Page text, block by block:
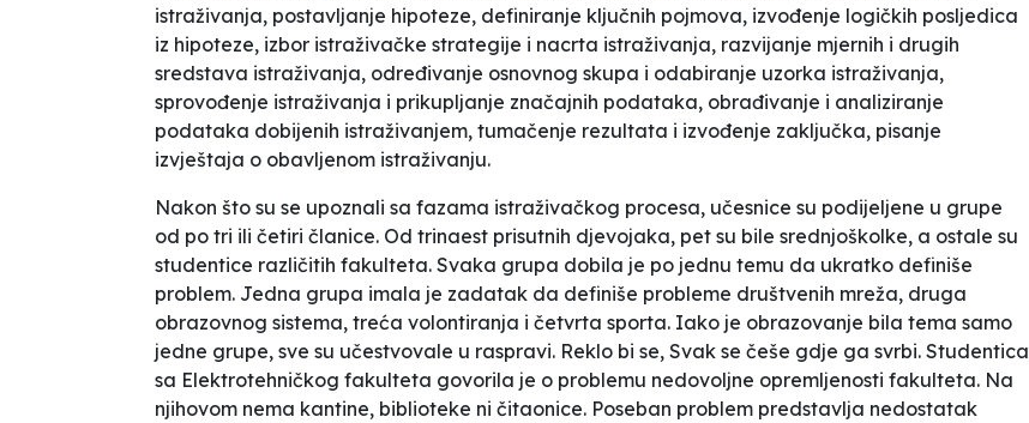
istraživanja, postavljanje hipoteze, definiranje ključnih pojmova, izvođenje logičkih posljedica
iz hipoteze, izbor istraživačke strategije i nacrta istraživanja, razvijanje mjernih i drugih
sredstava istraživanja, određivanje osnovnog skupa i odabiranje uzorka istraživanja,
sprovođenje istraživanja i prikupljanje značajnih podataka, obrađivanje i analiziranje
podataka dobijenih istraživanjem, tumačenje rezultata i izvođenje zaključka, pisanje
izvještaja o obavljenom istraživanju.
Nakon što su se upoznali sa fazama istraživačkog procesa, učesnice su podijeljene u grupe
od po tri ili četiri članice. Od trinaest prisutnih djevojaka, pet su bile srednjoškolke, a ostale su
studentice različitih fakulteta. Svaka grupa dobila je po jednu temu da ukratko definiše
problem. Jedna grupa imala je zadatak da definiše probleme društvenih mreža, druga
obrazovnog sistema, treća volontiranja i četvrta sporta. Iako je obrazovanje bila tema samo
jedne grupe, sve su učestvovale u raspravi. Reklo bi se, Svak se češe gdje ga svrbi. Studentica
sa Elektrotehničkog fakulteta govorila je o problemu nedovoljne opremljenosti fakulteta. Na
njihovom nema kantine, biblioteke ni čitaonice. Poseban problem predstavlja nedostatak